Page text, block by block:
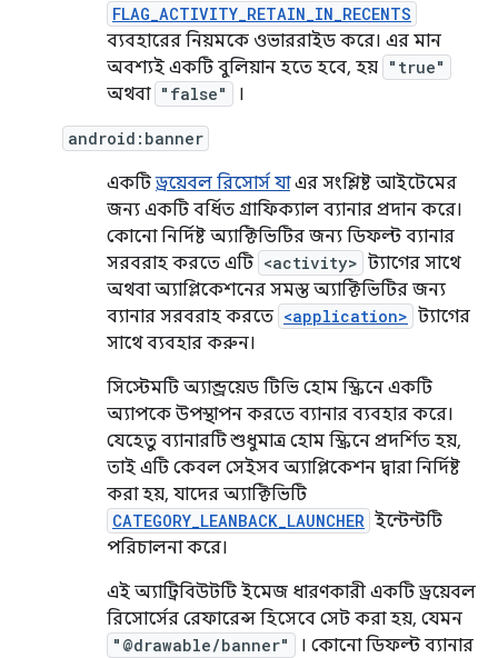
FLAG_ACTIVITY_RETAIN_IN_RECENTS
ব্যবহারের নিয়মকে ওভাররাইড করে। এর মান
অবশ্যই একটি বুলিয়ান হতে হবে, হয় "true"
অথবা "false" ।
android:banner
একটিড্রয়েবল রিসোর্স যাএর সংশ্লিষ্ট আইটেমের
জন্য একটি বর্ধিত গ্রাফিক্যাল ব্যানার প্রদান করে।
কোনো নির্দিষ্ট অ্যাক্টিভিটির জন্য ডিফল্ট ব্যানার
সরবরাহ করতে এটি <activity> ট্যাগের সাথে
অথবা অ্যাপ্লিকেশনের সমস্ত অ্যাক্টিভিটির জন্য
ব্যানার সরবরাহ করতে <application> ট্যাগের
সাথে ব্যবহার করুন।
সিস্টেমটি অ্যান্ড্রয়েড টিভি হোম স্ক্রিনে একটি
অ্যাপকে উপস্থাপন করতে ব্যানার ব্যবহার করে।
যেহেতু ব্যানারটি শুধুমাত্র হোম স্ক্রিনে প্রদর্শিত হয়,
তাই এটি কেবল সেইসব অ্যাপ্লিকেশন দ্বারা নির্দিষ্ট
করা হয়, যাদের অ্যাক্টিভিটি
CATEGORY_LEANBACK_LAUNCHER ইন্টেন্টটি
পরিচালনা করে।
এই অ্যাট্রিবিউটটি ইমেজ ধারণকারী একটি ড্রয়েবল
রিসোর্সের রেফারেন্স হিসেবে সেট করা হয়, যেমন
"@drawable/banner"
। কোনো ডিফল্ট ব্যানার